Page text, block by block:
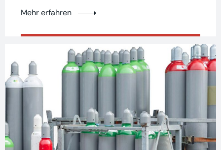
Mehr erfahren